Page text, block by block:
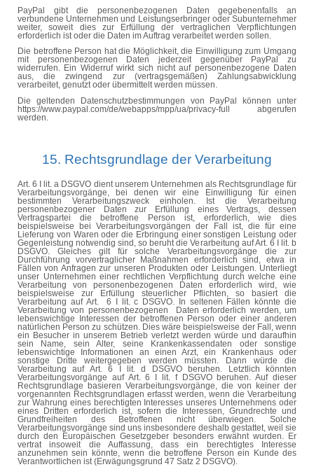
PayPal gibt die personenbezogenen Daten gegebenenfalls an
verbundene Unternehmen und Leistungserbringer oder Subunternehmer
weiter, soweit dies zur Erfüllung der vertraglichen Verpflichtungen
erforderlich ist oder die Daten im Auftrag verarbeitet werden sollen.
Die betroffene Person hat die Möglichkeit, die Einwilligung zum Umgang
mit personenbezogenen Daten jederzeit gegenüber PayPal zu
widerrufen. Ein Widerruf wirkt sich nicht auf personenbezogene Daten
aus, die zwingend zur (vertragsgemäßen) Zahlungsabwicklung
verarbeitet, genutzt oder übermittelt werden müssen.
Die geltenden Datenschutzbestimmungen von PayPal können unter
https://www.paypal.com/de/webapps/mpp/ua/privacy-full abgerufen
werden.
15. Rechtsgrundlage der Verarbeitung
Art. 6 Ilit. a DSGVO dient unserem Unternehmen als Rechtsgrundlage für
Verarbeitungsvorgänge, bei denen wir eine Einwilligung für einen
bestimmten Verarbeitungszweck einholen. Ist die Verarbeitung
personenbezogener Daten zur Erfüllung eines Vertrags, dessen
Vertragspartei die betroffene Person ist, erforderlich, wie dies
beispielsweise bei Verarbeitungsvorgängen der Fall ist, die für eine
Lieferung von Waren oder die Erbringung einer sonstigen Leistung oder
Gegenleistung notwendig sind, so beruht die Verarbeitung auf Art. 6 I lit. b
DSGVO. Gleiches gilt für solche Verarbeitungsvorgänge die zur
Durchführung vorvertraglicher Maßnahmen erforderlich sind, etwa in
Fällen von Anfragen zur unseren Produkten oder Leistungen. Unterliegt
unser Unternehmen einer rechtlichen Verpflichtung durch welche eine
Verarbeitung von personenbezogenen Daten erforderlich wird, wie
beispielsweise zur Erfüllung steuerlicher Pflichten, so basiert die
Verarbeitung auf Art.
6 I lit. c DSGVO. In seltenen Fällen könnte die
Verarbeitung von personenbezogenen Daten erforderlich werden, um
lebenswichtige Interessen der betroffenen Person oder einer anderen
natürlichen Person zu schützen. Dies wäre beispielsweise der Fall, wenn
ein Besucher in unserem Betrieb verletzt werden würde und daraufhin
sein Name, sein Alter, seine Krankenkassendaten oder sonstige
lebenswichtige Informationen an einen Arzt, ein Krankenhaus oder
sonstige Dritte weitergegeben werden müssten. Dann würde die
Verarbeitung auf Art. 6 I lit. d DSGVO beruhen. Letztlich könnten
Verarbeitungsvorgänge auf Art. 6 I lit. f DSGVO beruhen. Auf dieser
Rechtsgrundlage basieren Verarbeitungsvorgänge, die von keiner der
vorgenannten Rechtsgrundlagen erfasst werden, wenn die Verarbeitung
zur Wahrung eines berechtigten Interesses unseres Unternehmens oder
eines Dritten erforderlich ist, sofern die Interessen, Grundrechte und
Grundfreiheiten des Betroffenen nicht überwiegen. Solche
Verarbeitungsvorgänge sind uns insbesondere deshalb gestattet, weil sie
durch den Europäischen Gesetzgeber besonders erwähnt wurden. Er
vertrat insoweit die Auffassung, dass ein berechtigtes Interesse
anzunehmen sein könnte, wenn die betroffene Person ein Kunde des
Verantwortlichen ist (Erwägungsgrund 47 Satz 2 DSGVO).